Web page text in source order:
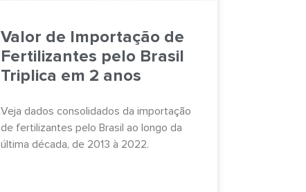
Valor de Importação de
Fertilizantes pelo Brasil
Triplica em 2 anos
Veja dados consolidados da importação
de fertilizantes pelo Brasil ao longo da
última década, de 2013 à 2022.